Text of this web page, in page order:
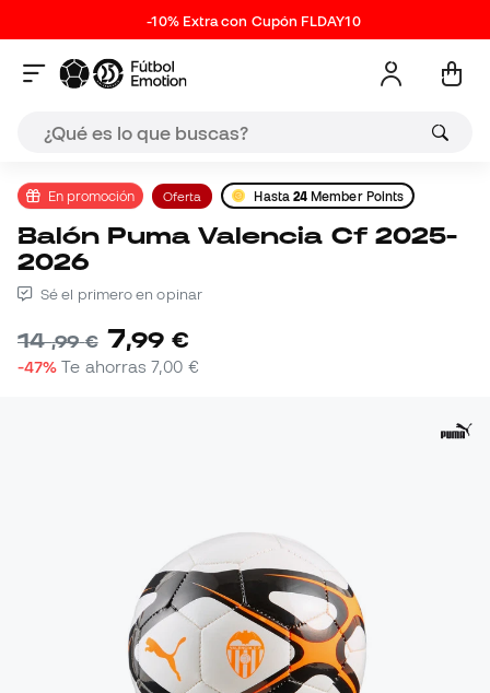
-10% Extra con Cupón FLDAY10
En promoción Oferta Hasta 24 Member Points
Balón Puma Valencia Cf 2025-
2026
Sé el primero en opinar
14,99 € 7,99 €
-47% Te ahorras7,00 €